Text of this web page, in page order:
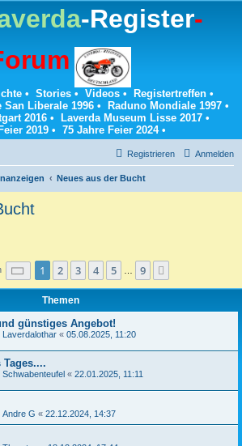
-Register-
• Stories• Videos• Registertreffen•
San Liberale 1996• Raduno Mondiale 1997•
2016 • Laverda Museum Lisse 2017 •
2019 • 75 Jahre Feier 2024•
Anmelden
Registrieren
Neues aus der Bucht
Seite 1von
1 2 3 4 5 9
Themen
günstiges Angebot!
Laverdalothar « 05.08.2025, 11:20
Schwabenteufel « 22.01.2025, 11:11
Andre G « 22.12.2024, 14:37